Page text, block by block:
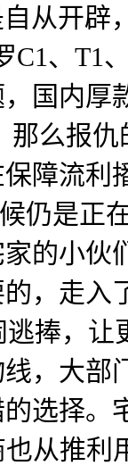
从开
、T1
国内厚
么报
障流利
仍是正
的小伙
，走
捧，让
，大部
选择。
从推利